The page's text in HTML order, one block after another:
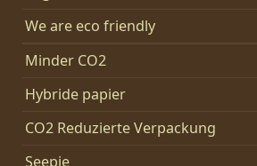
We are eco friendly
Minder CO2
Hybride papier
CO2 Reduzierte Verpackung
Seepje